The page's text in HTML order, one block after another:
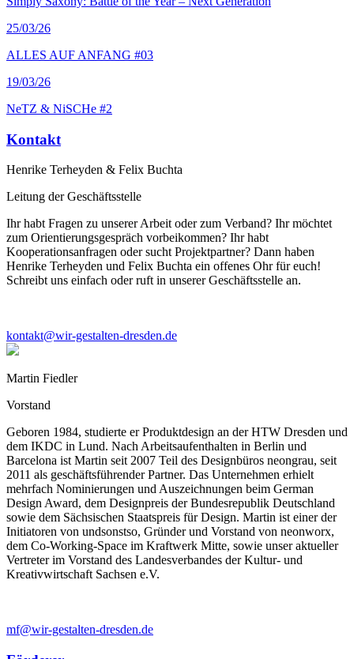
25/03/26
ALLES AUF ANFANG #03
19/03/26
NeTZ & NiSCHe #2
Kontakt
Henrike Terheyden & Felix Buchta
Leitung der Geschäftsstelle
Ihr habt Fragen zu unserer Arbeit oder zum Verband? Ihr möchtet
zum Orientierungsgespräch vorbeikommen? Ihr habt
Kooperationsanfragen oder sucht Projektpartner? Dann haben
Henrike Terheyden und Felix Buchta ein offenes Ohr für euch!
Schreibt uns einfach oder ruft in unserer Geschäftsstelle an.
kontakt@wir-gestalten-dresden.de
Martin Fiedler
Vorstand
Geboren 1984, studierte er Produktdesign an der HTW Dresden und
dem IKDC in Lund. Nach Arbeitsaufenthalten in Berlin und
Barcelona ist Martin seit 2007 Teil des Designbüros neongrau, seit
2011 als geschäftsführender Partner. Das Unternehmen erhielt
mehrfach Nominierungen und Auszeichnungen beim German
Design Award, dem Designpreis der Bundesrepublik Deutschland
sowie dem Sächsischen Staatspreis für Design. Martin ist einer der
Initiatoren von undsonstso, Gründer und Vorstand von neonworx,
dem Co-Working-Space im Kraftwerk Mitte, sowie unser aktueller
Vertreter im Vorstand des Landesverbandes der Kultur- und
Kreativwirtschaft Sachsen e.V.
mf@wir-gestalten-dresden.de